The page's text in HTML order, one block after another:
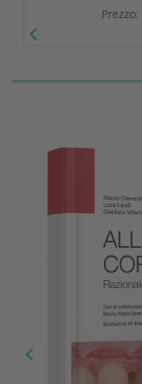
Prezzo: